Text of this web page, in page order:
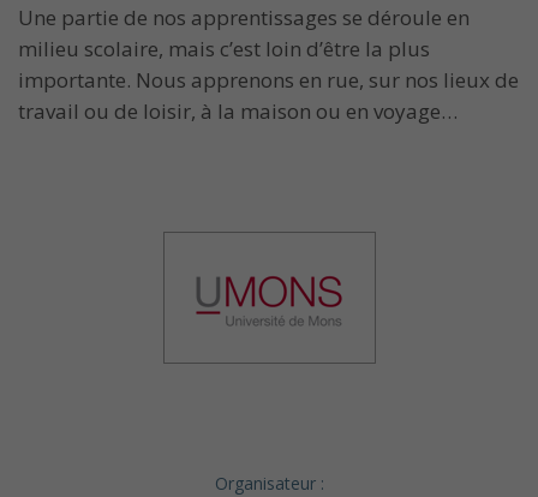
Une partie de nos apprentissages se déroule en
milieu scolaire, mais c’est loin d’être la plus
importante. Nous apprenons en rue, sur nos lieux de
travail ou de loisir, à la maison ou en voyage…
Organisateur :